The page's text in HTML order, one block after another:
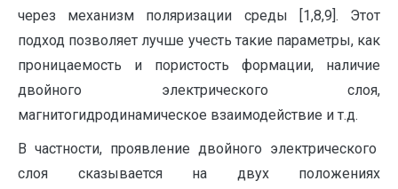
через механизм поляризации среды [1,8,9]. Этот
подход позволяет лучше учесть такие параметры, как
проницаемость и пористость формации, наличие
двойного электрического слоя,
магнитогидродинамическое взаимодействие и т.д.
В частности, проявление двойного электрического
слоя сказывается на двух положениях